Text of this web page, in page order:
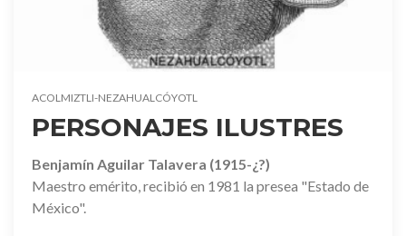
ACOLMIZTLI-NEZAHUALCÓYOTL
PERSONAJES ILUSTRES
Benjamín Aguilar Talavera (1915-¿?)
Maestro emérito, recibió en 1981 la presea "Estado de
México".